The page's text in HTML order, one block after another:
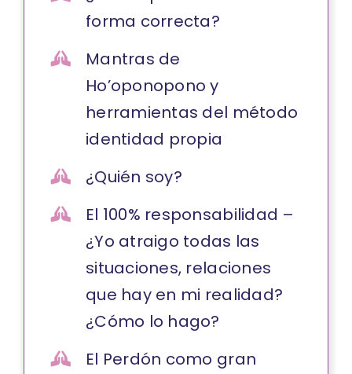
forma correcta?
Mantras de
Ho’oponopono y
herramientas del método
identidad propia
¿Quién soy?
El 100% responsabilidad –
¿Yo atraigo todas las
situaciones, relaciones
que hay en mi realidad?
¿Cómo lo hago?
El Perdón como gran